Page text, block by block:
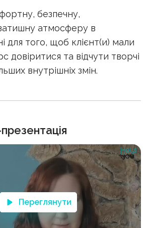
безпечну,
атмосферу в
для того, щоб клієнт(и) мали
довіритися та відчути творчі
внутрішніх змін.
Переглянути